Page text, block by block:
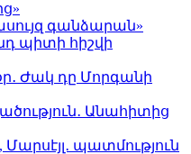
գանձարան»
պիտի հիշվի
Ժակ դը Մորգանի
Անահիտից
պատմություն